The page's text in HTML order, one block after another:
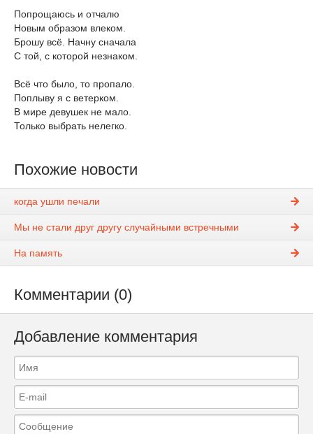
Попрощаюсь и отчалю
Новым образом влеком.
Брошу всё. Начну сначала
С той, с которой незнаком.
Всё что было, то пропало.
Поплыву я с ветерком.
В мире девушек не мало.
Только выбрать нелегко.
Похожие новости
когда ушли печали
Мы не стали друг другу случайными встречными
На память
Комментарии (0)
Добавление комментария